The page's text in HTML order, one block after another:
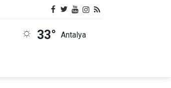
33° Antalya